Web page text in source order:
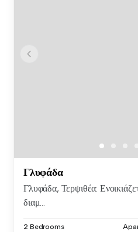
Γλυφάδα
Γλυφάδα, Τερψιθέα:
διαμ...
2 Bedrooms